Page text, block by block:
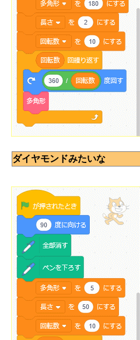
ダイヤモンドみたいな